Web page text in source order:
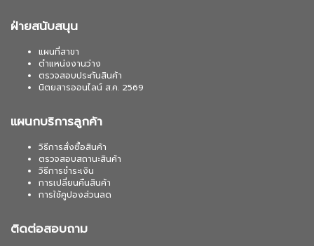
ฝ่ายสนับสนุน
แผนที่สาขา
ตำแหน่งงานว่าง
ตรวจสอบประกันสินค้า
นิตยสารออนไลน์ ส.ค. 2569
แผนกบริการลูกค้า
วิธีการสั่งซื้อสินค้า
ตรวจสอบสถานะสินค้า
วิธีการชำระเงิน
การเปลี่ยนคืนสินค้า
การใช้คูปองส่วนลด
ติดต่อสอบถาม